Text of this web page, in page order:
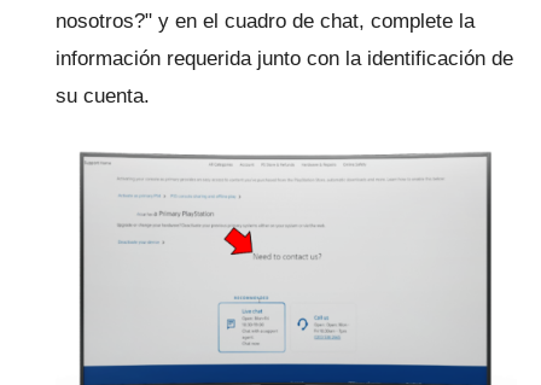
nosotros?" y en el cuadro de chat, complete la
información requerida junto con la identificación de
su cuenta.